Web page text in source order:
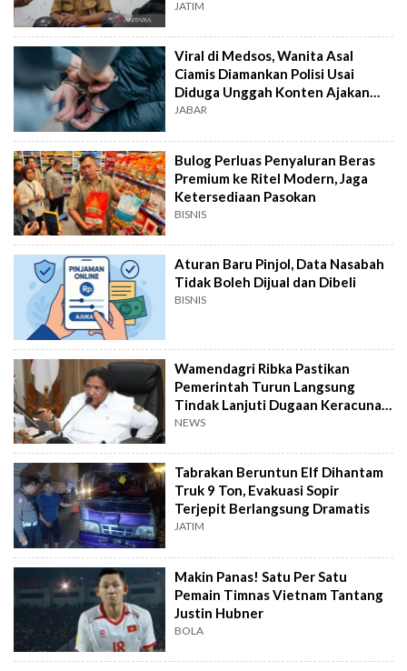
JATIM
Viral di Medsos, Wanita Asal
Ciamis Diamankan Polisi Usai
Diduga Unggah Konten Ajakan
Demo
JABAR
Bulog Perluas Penyaluran Beras
Premium ke Ritel Modern, Jaga
Ketersediaan Pasokan
BISNIS
Aturan Baru Pinjol, Data Nasabah
Tidak Boleh Dijual dan Dibeli
BISNIS
Wamendagri Ribka Pastikan
Pemerintah Turun Langsung
Tindak Lanjuti Dugaan Keracunan
Makanan Jayapura
NEWS
Tabrakan Beruntun Elf Dihantam
Truk 9 Ton, Evakuasi Sopir
Terjepit Berlangsung Dramatis
JATIM
Makin Panas! Satu Per Satu
Pemain Timnas Vietnam Tantang
Justin Hubner
BOLA